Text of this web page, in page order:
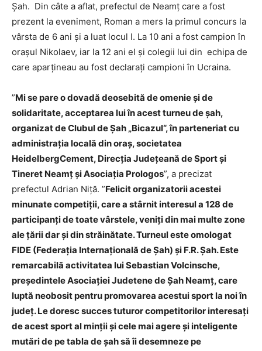
Șah. Din câte a aflat, prefectul de Neamț care a fost
prezent la eveniment, Roman a mers la primul concurs la
vârsta de 6 ani și a luat locul I. La 10 ani a fost campion în
orașul Nikolaev, iar la 12 ani el și colegii lui din echipa de
care aparțineau au fost declarați campioni în Ucraina.
”Mi se pare o dovadă deosebită de omenie și de
solidaritate, acceptarea lui în acest turneu de șah,
organizat de Clubul de Șah „Bicazul“, în parteneriat cu
administrația locală din oraș, societatea
HeidelbergCement, Direcția Județeană de Sport și
Tineret Neamț și Asociația Prologos”, a precizat
prefectul Adrian Niță. ”Felicit organizatorii acestei
minunate competiții, care a stârnit interesul a 128 de
participanți de toate vârstele, veniți din mai multe zone
ale țării dar și din străinătate. Turneul este omologat
FIDE (Federația Internațională de Şah) şi F.R. Şah. Este
remarcabilă activitatea lui Sebastian Volcinsche,
președintele Asociației Judetene de Șah Neamț, care
luptă neobosit pentru promovarea acestui sport la noi în
județ. Le doresc succes tuturor competitorilor interesați
de acest sport al minții și cele mai agere și inteligente
mutări de pe tabla de șah să îi desemneze pe